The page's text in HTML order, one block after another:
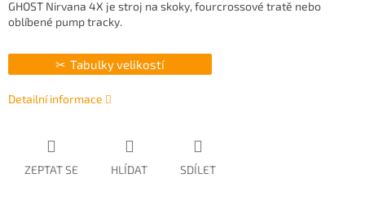
GHOST Nirvana 4X je stroj na skoky, fourcrossové tratě nebo
oblíbené pump tracky.
Tabulky velikostí
Detailní informace
ZEPTAT SE HLÍDAT SDÍLET